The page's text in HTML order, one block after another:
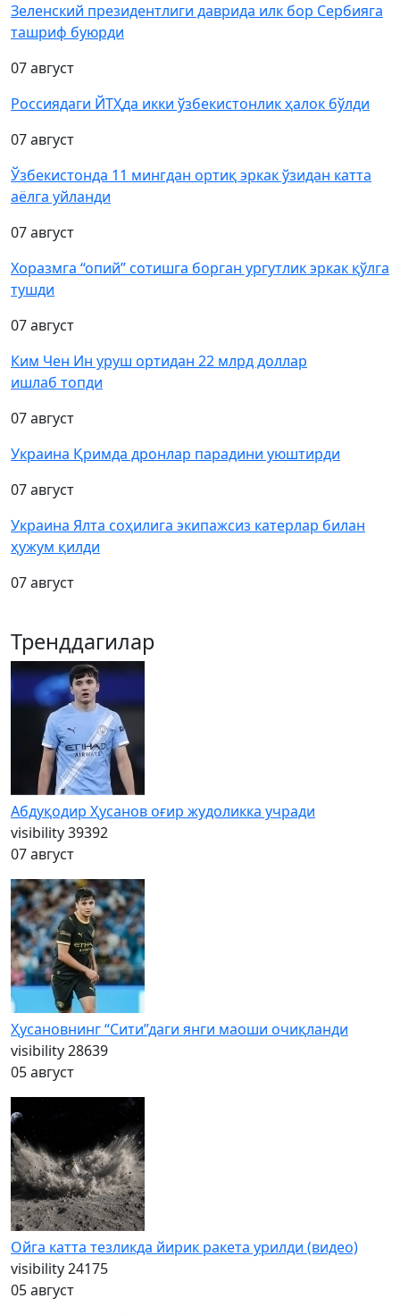
Зеленский президентлиги даврида илк бор Сербияга
ташриф буюрди
07 август
Россиядаги ЙТҲда икки ўзбекистонлик ҳалок бўлди
07 август
Ўзбекистонда 11 мингдан ортиқ эркак ўзидан катта
аёлга уйланди
07 август
Хоразмга “опий” сотишга борган ургутлик эркак қўлга
тушди
07 август
Ким Чен Ин уруш ортидан 22 млрд доллар
ишлаб топди
07 август
Украина Қримда дронлар парадини уюштирди
07 август
Украина Ялта соҳилига экипажсиз катерлар билан
ҳужум қилди
07 август
Тренддагилар
Абдуқодир Ҳусанов оғир жудоликка учради
visibility39392
07 август
Ҳусановнинг “Сити”даги янги маоши очиқланди
visibility28639
05 август
Ойга катта тезликда йирик ракета урилди (видео)
visibility24175
05 август